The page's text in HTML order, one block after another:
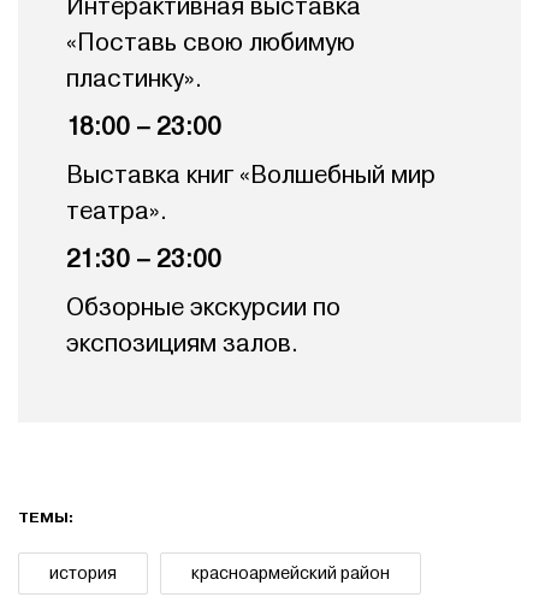
Интерактивная выставка
«Поставь свою любимую
пластинку».
18:00 – 23:00
Выставка книг «Волшебный мир
театра».
21:30 – 23:00
Обзорные экскурсии по
экспозициям залов.
ТЕМЫ:
история красноармейский район